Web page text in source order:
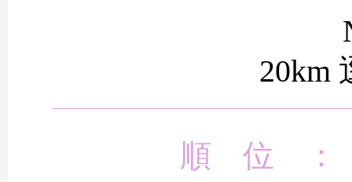
20km
順 位 ：